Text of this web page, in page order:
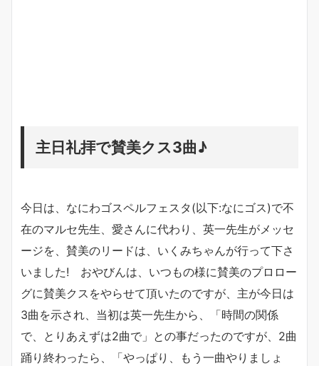
主日礼拝で賛美クス3曲♪
今日は、なにわゴスペルフェスタ(以下:なにゴス)で不
在のマルセ先生、愛さんに代わり、英一先生がメッセ
ージを、賛美のリードは、いくみちゃんが行って下さ
いました! おやびんは、いつもの様に賛美のプロロー
グに賛美クスをやらせて頂いたのですが、主が今日は
3曲を示され、当初は英一先生から、「時間の関係
で、とりあえずは2曲で」との事だったのですが、2曲
踊り終わったら、「やっぱり、もう一曲やりましょ